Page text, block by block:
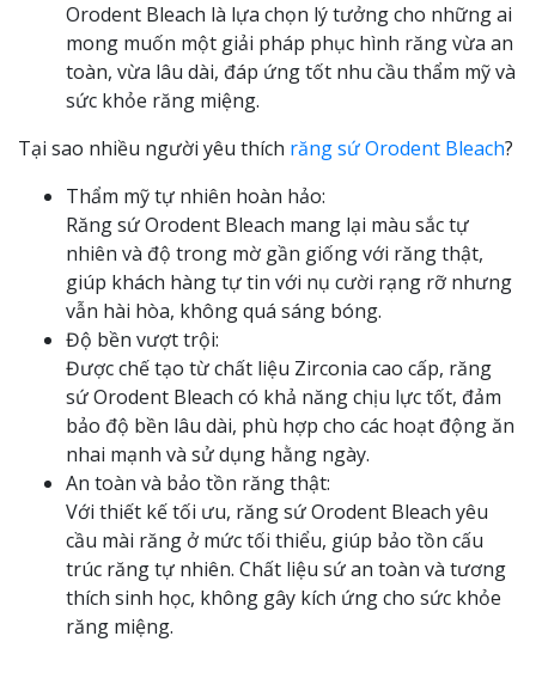
Orodent Bleach là lựa chọn lý tưởng cho những ai
mong muốn một giải pháp phục hình răng vừa an
toàn, vừa lâu dài, đáp ứng tốt nhu cầu thẩm mỹ và
sức khỏe răng miệng.
Tại sao nhiều người yêu thích răng sứ Orodent Bleach?
Thẩm mỹ tự nhiên hoàn hảo:
Răng sứ Orodent Bleach mang lại màu sắc tự
nhiên và độ trong mờ gần giống với răng thật,
giúp khách hàng tự tin với nụ cười rạng rỡ nhưng
vẫn hài hòa, không quá sáng bóng.
Độ bền vượt trội:
Được chế tạo từ chất liệu Zirconia cao cấp, răng
sứ Orodent Bleach có khả năng chịu lực tốt, đảm
bảo độ bền lâu dài, phù hợp cho các hoạt động ăn
nhai mạnh và sử dụng hằng ngày.
An toàn và bảo tồn răng thật:
Với thiết kế tối ưu, răng sứ Orodent Bleach yêu
cầu mài răng ở mức tối thiểu, giúp bảo tồn cấu
trúc răng tự nhiên. Chất liệu sứ an toàn và tương
thích sinh học, không gây kích ứng cho sức khỏe
răng miệng.